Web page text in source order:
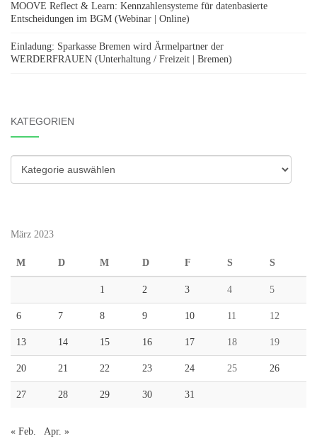
MOOVE Reflect & Learn: Kennzahlensysteme für datenbasierte
Entscheidungen im BGM (Webinar | Online)
Einladung: Sparkasse Bremen wird Ärmelpartner der
WERDERFRAUEN (Unterhaltung / Freizeit | Bremen)
KATEGORIEN
Kategorien
März 2023
M D M D F S S
1 2 3 4 5
6 7 8 9 10 11 12
13 14 15 16 17 18 19
20 21 22 23 24 25 26
27 28 29 30 31
« Feb. Apr. »